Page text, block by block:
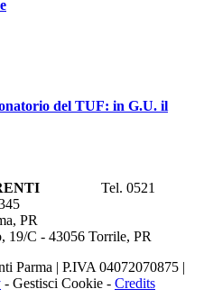
del TUF: in G.U. il
Tel. 0521
PR
19/C - 43056 Torrile, PR
Parma | P.IVA 04072070875 |
- Gestisci Cookie - Credits